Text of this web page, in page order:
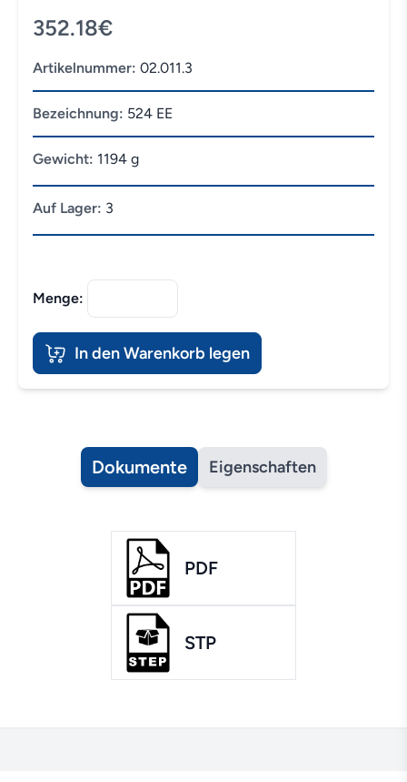
352.18€
Artikelnummer: 02.011.3
Bezeichnung: 524 EE
Gewicht: 1194 g
Auf Lager: 3
Menge:
In den Warenkorb legen
Dokumente Eigenschaften
PDF
STP